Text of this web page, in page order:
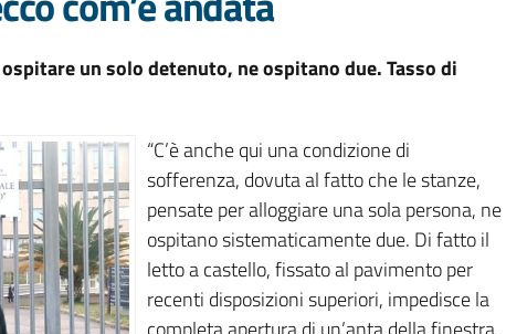
un solo detenuto, ne ospitano due. Tasso di
“C’è anche qui una condizione di
sofferenza, dovuta al fatto che le stanze,
pensate per alloggiare una sola persona, ne
ospitano sistematicamente due. Di fatto il
letto a castello, fissato al pavimento per
recenti disposizioni superiori, impedisce la